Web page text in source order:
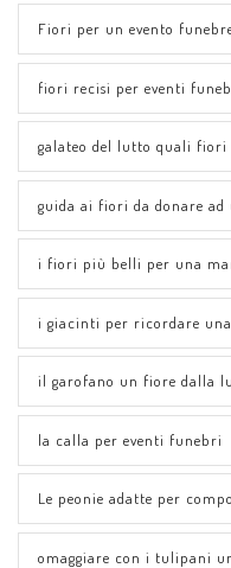
Fiori per un evento
fiori recisi per eventi
galateo del lutto quali fiori
guida ai fiori da donare ad
i fiori più belli per una
i giacinti per ricordare
il garofano un fiore dalla
la calla per eventi funebri
Le peonie adatte per
omaggiare con i tulipani